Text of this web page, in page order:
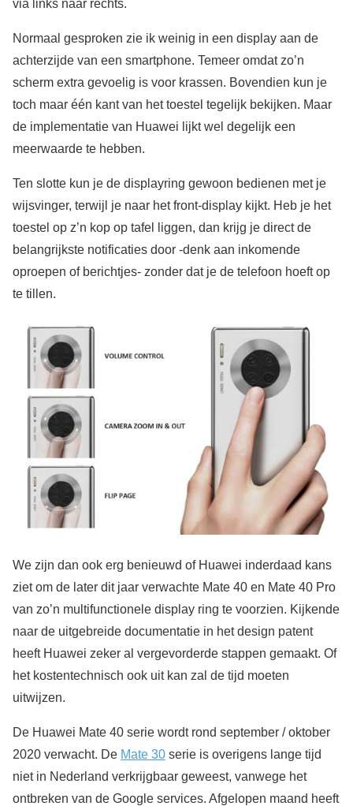
via links naar rechts.
Normaal gesproken zie ik weinig in een display aan de
achterzijde van een smartphone. Temeer omdat zo’n
scherm extra gevoelig is voor krassen. Bovendien kun je
toch maar één kant van het toestel tegelijk bekijken. Maar
de implementatie van Huawei lijkt wel degelijk een
meerwaarde te hebben.
Ten slotte kun je de displayring gewoon bedienen met je
wijsvinger, terwijl je naar het front-display kijkt. Heb je het
toestel op z’n kop op tafel liggen, dan krijg je direct de
belangrijkste notificaties door -denk aan inkomende
oproepen of berichtjes- zonder dat je de telefoon hoeft op
te tillen.
We zijn dan ook erg benieuwd of Huawei inderdaad kans
ziet om de later dit jaar verwachte Mate 40 en Mate 40 Pro
van zo’n multifunctionele display ring te voorzien. Kijkende
naar de uitgebreide documentatie in het design patent
heeft Huawei zeker al vergevorderde stappen gemaakt. Of
het kostentechnisch ook uit kan zal de tijd moeten
uitwijzen.
De Huawei Mate 40 serie wordt rond september / oktober
2020 verwacht. De Mate 30 serie is overigens lange tijd
niet in Nederland verkrijgbaar geweest, vanwege het
ontbreken van de Google services. Afgelopen maand heeft